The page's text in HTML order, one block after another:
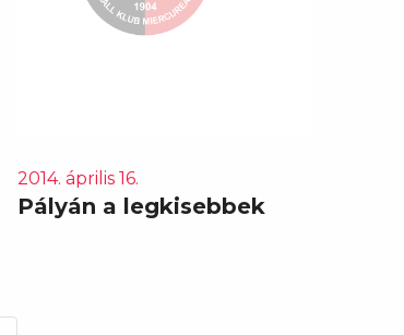
2014. április 16.
Pályán a legkisebbek